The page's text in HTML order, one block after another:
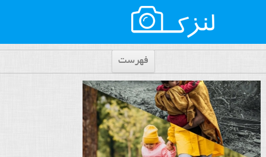
فهرست